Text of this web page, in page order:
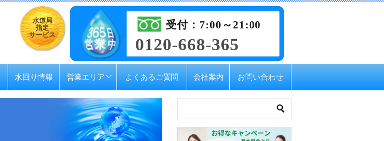
水道局
指定
サービス 0120-668-365
受付：7:00～21:00
水回り情報 営業エリア よくあるご質問 会社案内 お問い合わせ